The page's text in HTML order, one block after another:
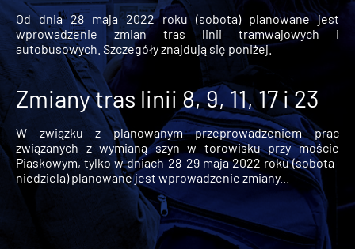
Od dnia 28 maja 2022 roku (sobota) planowane jest
wprowadzenie zmian tras linii tramwajowych i
autobusowych. Szczegóły znajdują się poniżej.
Zmiany tras linii 8, 9, 11, 17 i 23
W związku z planowanym przeprowadzeniem prac
związanych z wymianą szyn w torowisku przy moście
Piaskowym, tylko w dniach 28-29 maja 2022 roku (sobota-
niedziela) planowane jest wprowadzenie zmiany...